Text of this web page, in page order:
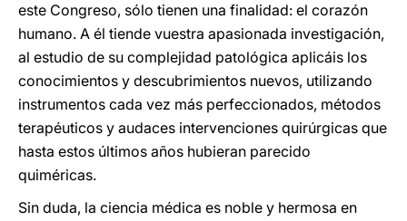
este Congreso, sólo tienen una finalidad: el corazón
humano. A él tiende vuestra apasionada investigación,
al estudio de su complejidad patológica aplicáis los
conocimientos y descubrimientos nuevos, utilizando
instrumentos cada vez más perfeccionados, métodos
terapéuticos y audaces intervenciones quirúrgicas que
hasta estos últimos años hubieran parecido
quiméricas.
Sin duda, la ciencia médica es noble y hermosa en